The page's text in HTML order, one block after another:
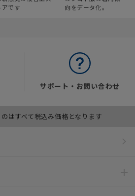
アです
向をデータ化。
サポート・お問い合わせ
はすべて税込み価格となります